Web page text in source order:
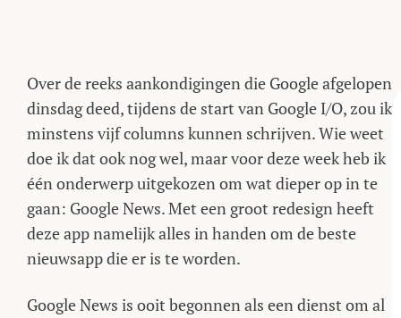
Over de reeks aankondigingen die Google afgelopen
dinsdag deed, tijdens de start van Google I/O, zou ik
minstens vijf columns kunnen schrijven. Wie weet
doe ik dat ook nog wel, maar voor deze week heb ik
één onderwerp uitgekozen om wat dieper op in te
gaan: Google News. Met een groot redesign heeft
deze app namelijk alles in handen om de beste
nieuwsapp die er is te worden.
Google News is ooit begonnen als een dienst om al